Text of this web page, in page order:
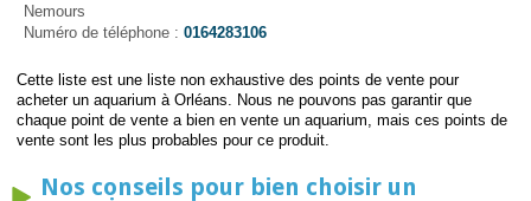
Nemours
Numéro de téléphone : 0164283106
Cette liste est une liste non exhaustive des points de vente pour
acheter un aquarium à Orléans. Nous ne pouvons pas garantir que
chaque point de vente a bien en vente un aquarium, mais ces points de
vente sont les plus probables pour ce produit.
Nos conseils pour bien choisir un